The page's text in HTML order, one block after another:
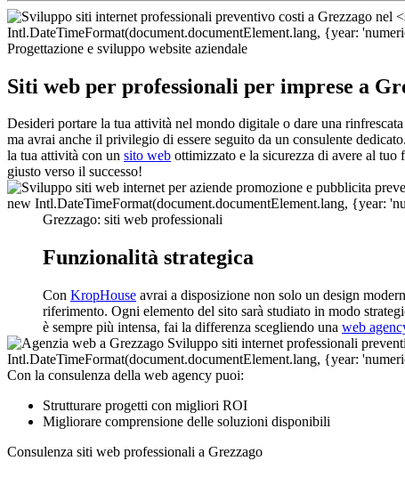
Progettazione e sviluppo website aziendale
Siti web per professionali per imprese a
Desideri portare la tua attività nel mondo digitale o dare una
ma avrai anche il privilegio di essere seguito da un consulente
la tua attività con un sito web ottimizzato e la sicurezza di avere al tuo
giusto verso il successo!
Grezzago: siti web professionali
Funzionalità strategica
Con KropHouse avrai a disposizione non solo un design
riferimento. Ogni elemento del sito sarà studiato in modo
è sempre più intensa, fai la differenza scegliendo una web
Con la consulenza della web agency puoi:
Strutturare progetti con migliori ROI
Migliorare comprensione delle soluzioni disponibili
Consulenza siti web professionali a Grezzago